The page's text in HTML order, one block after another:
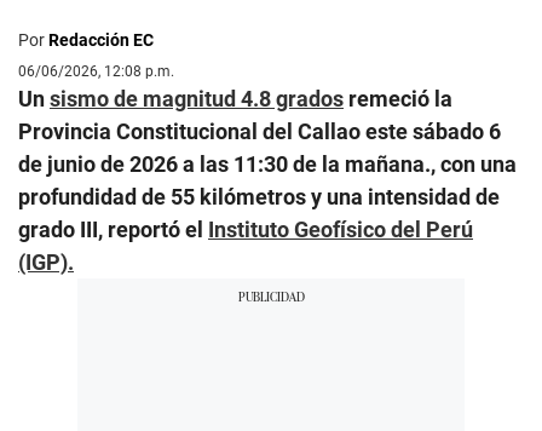
PorRedacción EC
06/06/2026, 12:08 p.m.
Unsismo de magnitud 4.8 grados remeció la
Provincia Constitucional del Callao este sábado 6
de junio de 2026 a las 11:30 de la mañana., con una
profundidad de 55 kilómetros y una intensidad de
grado III, reportó el Instituto Geofísico del Perú
(IGP).